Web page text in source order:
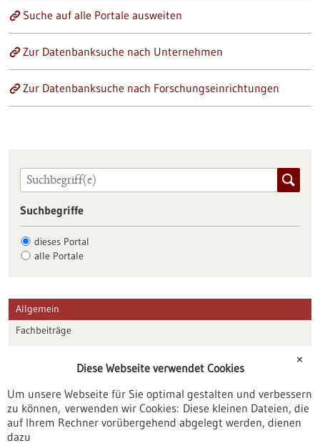
Suche auf alle Portale ausweiten
Zur Datenbanksuche nach Unternehmen
Zur Datenbanksuche nach Forschungseinrichtungen
Suchbegriffe
dieses Portal
alle Portale
Allgemein
Fachbeiträge
Veranstaltungen
Erscheinungsdatum
✕
Diese Webseite verwendet Cookies
Um unsere Webseite für Sie optimal gestalten und verbessern
zu können, verwenden wir Cookies: Diese kleinen Dateien, die
auf Ihrem Rechner vorübergehend abgelegt werden, dienen
dazu